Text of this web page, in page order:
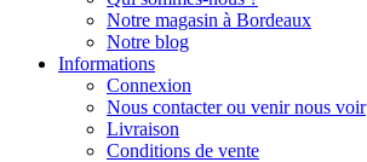
Notre magasin à Bordeaux
Notre blog
Informations
Connexion
Nous contacter ou venir nous voir
Livraison
Conditions de vente